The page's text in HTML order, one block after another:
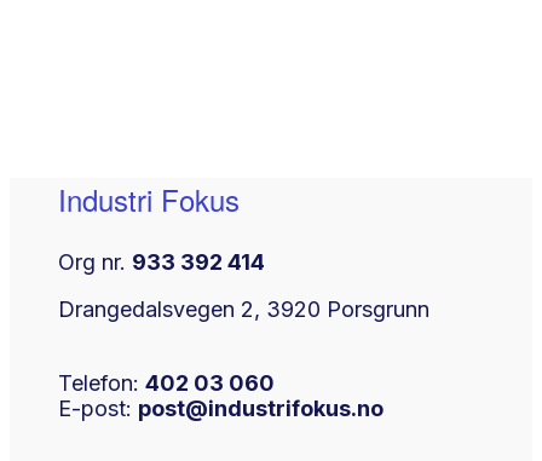
Industri Fokus
Org nr. 933 392 414
Drangedalsvegen 2, 3920 Porsgrunn
Telefon: 402 03 060
E-post: post@industrifokus.no